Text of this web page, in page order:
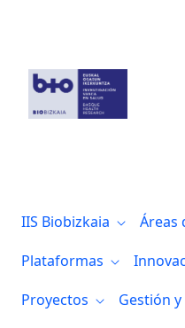
IIS Biobizkaia
Áreas
Plataformas
Proyectos
Gestión